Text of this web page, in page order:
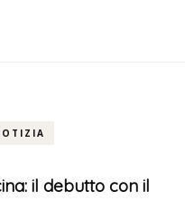
il debutto con il